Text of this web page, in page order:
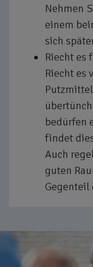
Nehmen
einem
sich
Riecht es
Riecht es
bedürfen
findet
Auch
guten
Gegenteil